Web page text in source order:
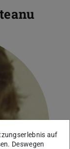
auf
Deswegen